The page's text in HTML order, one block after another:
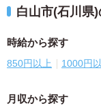
白山市(石川県
時給から探す
850円以上 1000円
月収から探す